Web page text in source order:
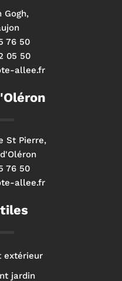
Gogh,
76 50
05 50
allee.fr
St Pierre,
76 50
allee.fr
extérieur
jardin